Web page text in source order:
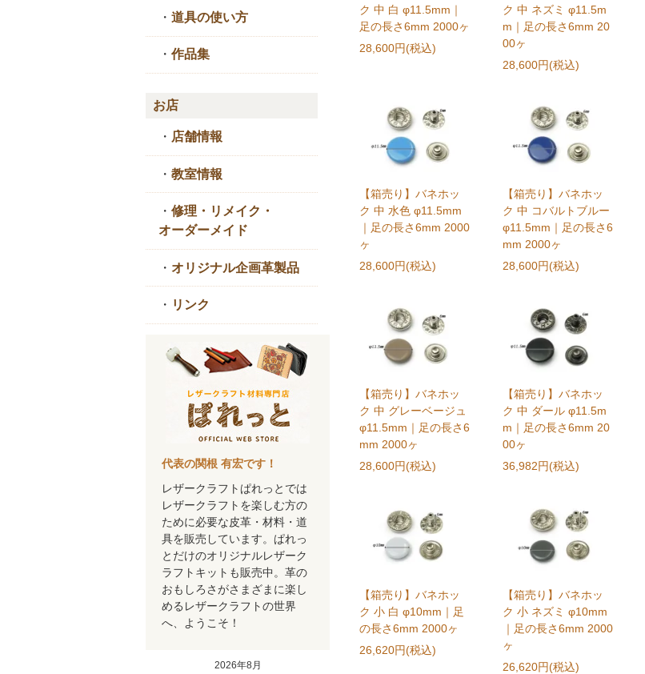
ク 中 白 φ11.5mm｜
足の長さ6mm 2000ヶ
28,600円(税込)
ク 中 ネズミ φ11.5m
m｜足の長さ6mm 20
00ヶ
28,600円(税込)
【箱売り】バネホッ
ク 中 水色 φ11.5mm
｜足の長さ6mm 2000
ヶ
28,600円(税込)
【箱売り】バネホッ
ク 中 コバルトブルー
φ11.5mm｜足の長さ6
mm 2000ヶ
28,600円(税込)
【箱売り】バネホッ
ク 中 グレーベージュ
φ11.5mm｜足の長さ6
mm 2000ヶ
28,600円(税込)
【箱売り】バネホッ
ク 中 ダール φ11.5m
m｜足の長さ6mm 20
00ヶ
36,982円(税込)
【箱売り】バネホッ
ク 小 白 φ10mm｜足
の長さ6mm 2000ヶ
26,620円(税込)
【箱売り】バネホッ
ク 小 ネズミ φ10mm
｜足の長さ6mm 2000
ヶ
26,620円(税込)
・ 道具の使い方
・ 作品集
お店
・ 店舗情報
・ 教室情報
・ 修理・リメイク・
オーダーメイド
・ オリジナル企画革製品
・ リンク
代表の関根 有宏です！
レザークラフトぱれっとでは
レザークラフトを楽しむ方の
ために必要な皮革・材料・道
具を販売しています。ぱれっ
とだけのオリジナルレザーク
ラフトキットも販売中。革の
おもしろさがさまざまに楽し
めるレザークラフトの世界
へ、ようこそ！
2026年8月